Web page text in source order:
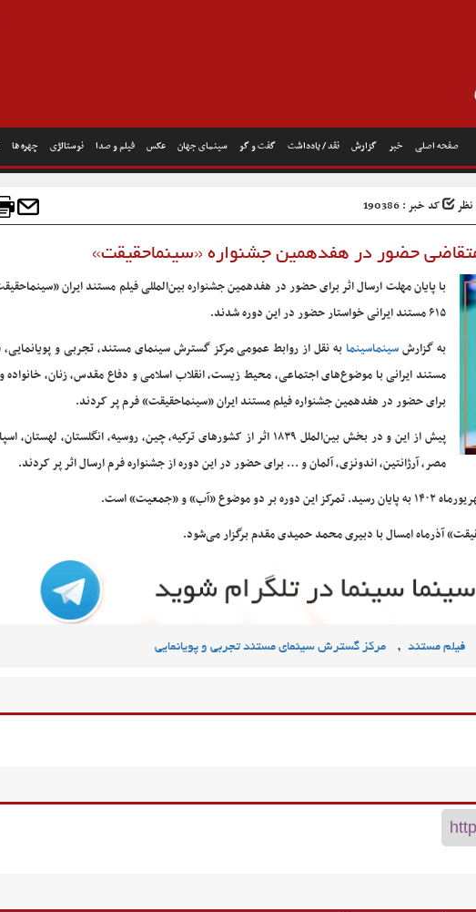
صفحه اصلی خبر گزارش نقد / یادداشت گفت و گو سینمای جهان عکس فیلم و صدا نوستالژی چهره ها
کد خبر : 190386
با پایان مهلت ارسال اثر برای حضور در هفدهمین جشنواره بین‌المللی فیلم مستند ایران
۶۱۵ مستند ایرانی خواستار حضور در این دوره شدند.
به گزارشسینماسینما
به
مستند ایرانی با موضوع‌های اجتماعی، محیط زیست، انقلاب اسلامی و دفاع مقدس، زنان،
برای حضور در هفدهمین جشنواره فیلم مستند ایران «سینماحقیقت» فرم پر کردند.
پیش از این و در بخش بین‌الملل ۱۸۳۹ اثر از کشورهای ترکیه، چین، روسیه، انگلستان، لهستان،
مصر، آرژانتین، اندونزی، آلمان و … برای حضور در این دوره از جشنواره فرم ارسال اثر پر کردند.
آذرماه امسال با دبیری محمد حمیدی مقدم برگزار می‌شود.
فیلم مستند , مرکز گسترش سینمای مستند تجربی و پویانمایی